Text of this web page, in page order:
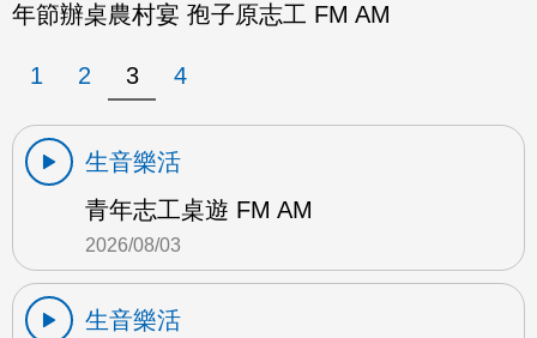
年節辦桌農村宴 孢子原志工 FM AM
1 2 3 4
生音樂活
青年志工桌遊 FM AM
2026/08/03
生音樂活